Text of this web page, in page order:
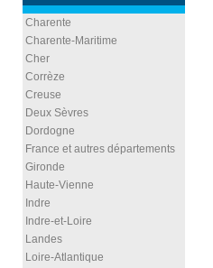
Charente
Charente-Maritime
Cher
Corrèze
Creuse
Deux Sèvres
Dordogne
France et autres départements
Gironde
Haute-Vienne
Indre
Indre-et-Loire
Landes
Loire-Atlantique